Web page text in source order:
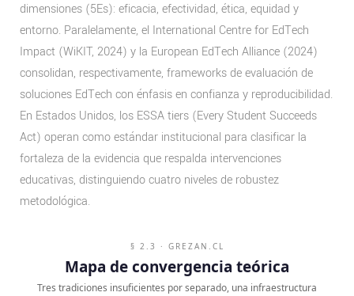
dimensiones (5Es): eficacia, efectividad, ética, equidad y
entorno. Paralelamente, el International Centre for EdTech
Impact (WiKIT, 2024) y la European EdTech Alliance (2024)
consolidan, respectivamente, frameworks de evaluación de
soluciones EdTech con énfasis en confianza y reproducibilidad.
En Estados Unidos, los ESSA tiers (Every Student Succeeds
Act) operan como estándar institucional para clasificar la
fortaleza de la evidencia que respalda intervenciones
educativas, distinguiendo cuatro niveles de robustez
metodológica.
§ 2.3 · GREZAN.CL
Mapa de convergencia teórica
Tres tradiciones insuficientes por separado, una infraestructura